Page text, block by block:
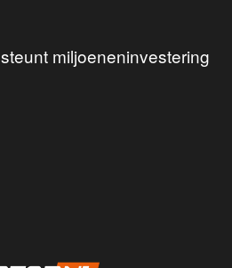
miljoeneninvestering